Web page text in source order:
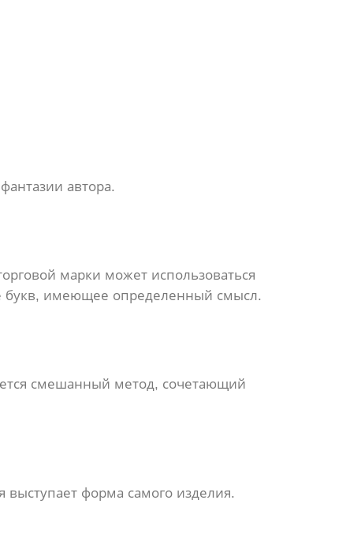
автора.
марки может использоваться
букв, имеющее определенный смысл.
смешанный метод, сочетающий
форма самого изделия.